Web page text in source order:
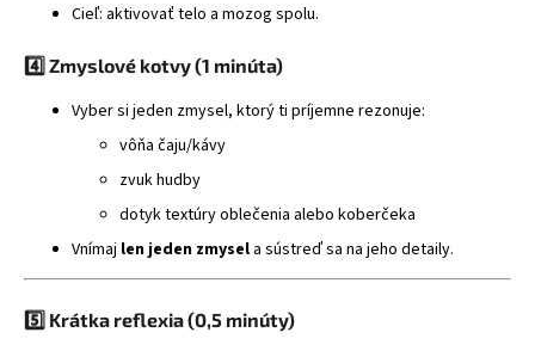
Cieľ: aktivovať telo a mozog spolu.
4️⃣ Zmyslové kotvy (1 minúta)
Vyber si jeden zmysel, ktorý ti príjemne rezonuje:
vôňa čaju/kávy
zvuk hudby
dotyk textúry oblečenia alebo koberčeka
Vnímaj len jeden zmysel a sústreď sa na jeho detaily.
5️⃣ Krátka reflexia (0,5 minúty)